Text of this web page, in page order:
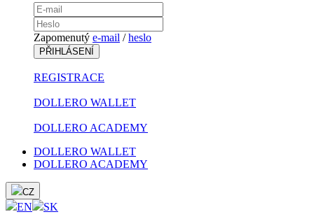
Zapomenutý e-mail /heslo
PŘIHLÁSENÍ
REGISTRACE
DOLLERO WALLET
DOLLERO ACADEMY
DOLLERO WALLET
DOLLERO ACADEMY
CZ
EN SK